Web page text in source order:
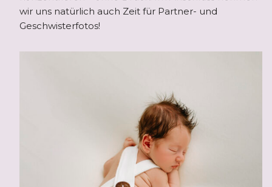
wir uns natürlich auch Zeit für Partner- und
Geschwisterfotos!